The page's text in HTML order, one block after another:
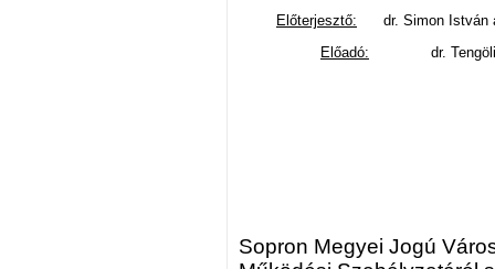
Előterjesztő: dr. Simon István
Előadó: dr. Tengölics
Sopron Megyei Jogú